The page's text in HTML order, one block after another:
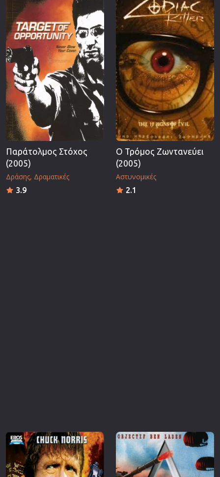
Παράτολμος Στόχος
(2005)
Δράσης Δραματικές
3.9
Ο Τρόμος Ζωντανεύει
(2005)
Αστυνομικές
2.1